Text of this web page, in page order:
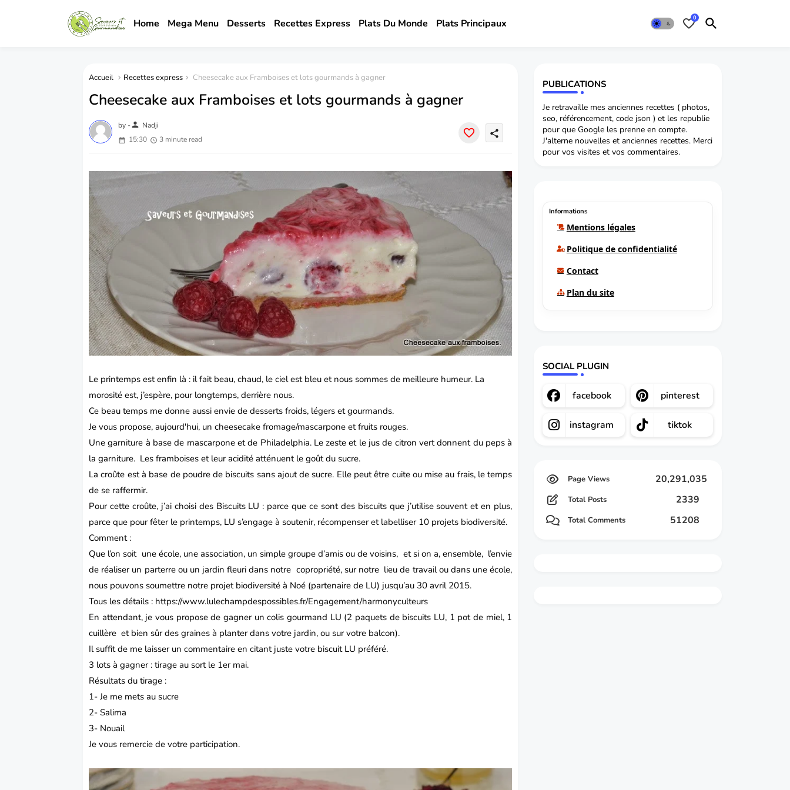
Home Mega Menu Desserts Recettes Express Plats Du Monde Plats Principaux 0
Accueil Recettes express Cheesecake aux Framboises et lots gourmands à gagner
Cheesecake aux Framboises et lots gourmands à gagner
by -person Nadji
15:30
3 minute read
share
Le printemps est enfin là : il fait beau, chaud, le ciel est bleu et nous sommes de meilleure humeur. La
morosité est, j’espère, pour longtemps, derrière nous.
Ce beau temps me donne aussi envie de desserts froids, légers et gourmands.
Je vous propose, aujourd'hui, un cheesecake fromage/mascarpone et fruits rouges.
Une garniture à base de mascarponeet de Philadelphia. Le zeste et le jus de citron vert donnent du peps à
la garniture. Les framboises et leur acidité atténuent le goût du sucre.
La croûte est à base de poudre de biscuits sans ajout de sucre. Elle peut être cuite ou mise au frais, le temps
de se raffermir.
Pour cette croûte, j’ai choisi des Biscuits LU : parce que ce sont des biscuits que j’utilise souvent et en plus,
parce que pour fêter le printemps, LU s’engage à soutenir, récompenser et labelliser 10 projets biodiversité.
Comment :
Que l’on soit une école, une association, un simple groupe d’amis ou de voisins, et si on a, ensemble, l’envie
de réaliser un parterre ou un jardin fleuri dans notre copropriété, sur notre lieu de travail ou dans une école,
nous pouvons soumettre notre projet biodiversité à Noé (partenaire de LU) jusqu’au 30 avril 2015.
Tous les détails : https://www.lulechampdespossibles.fr/Engagement/harmonyculteurs
En attendant, je vous propose de gagner un colis gourmand LU (2 paquets de biscuits LU, 1 pot de miel, 1
cuillère et bien sûr des graines à planter dans votre jardin, ou sur votre balcon).
Il suffit de me laisser un commentaire en citant juste votre biscuit LU préféré.
3 lots à gagner : tirage au sort le 1er mai.
Résultats du tirage :
1-Je me mets au sucre
2-Salima
3- Nouail
Je vous remercie de votre participation.
PUBLICATIONS
Je retravaille mes anciennes recettes ( photos,
seo, référencement, code json ) et les republie
pour que Google les prenne en compte.
J'alterne nouvelles et anciennes recettes. Merci
pour vos visites et vos commentaires.
Informations
Mentions légales
Politique de confidentialité
Contact
Plan du site
SOCIAL PLUGIN
facebook pinterest
instagram tiktok
20,291,035
Total Posts 2339
Total Comments 51208